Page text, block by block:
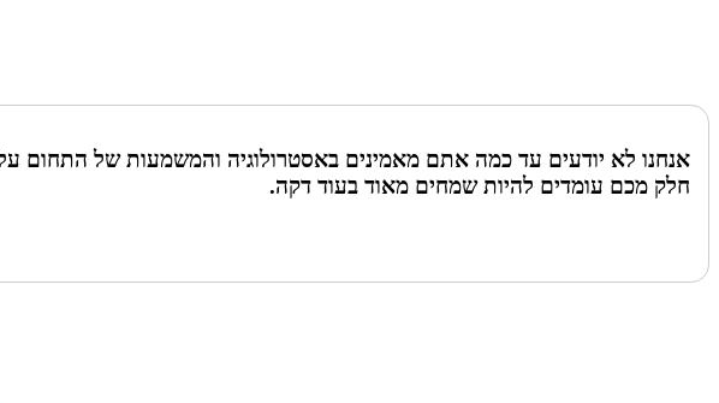
אנחנו לא יודעים עד כמה אתם מאמינים באסטרולוגיה והמשמעות של התחום
חלק מכם עומדים להיות שמחים מאוד בעוד דקה.